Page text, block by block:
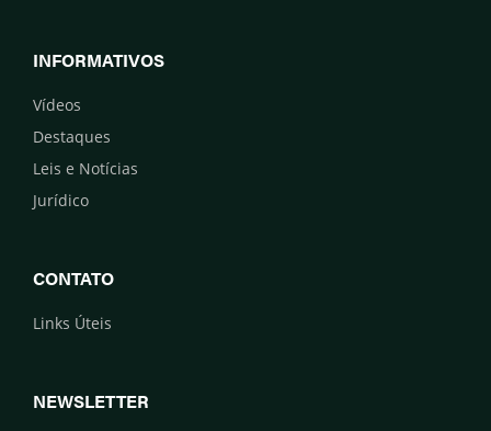
INFORMATIVOS
Vídeos
Destaques
Leis e Notícias
Jurídico
CONTATO
Links Úteis
NEWSLETTER